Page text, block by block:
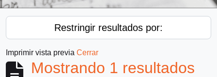
Restringir resultados por:
Imprimir vista previa Cerrar
Mostrando 1 resultados